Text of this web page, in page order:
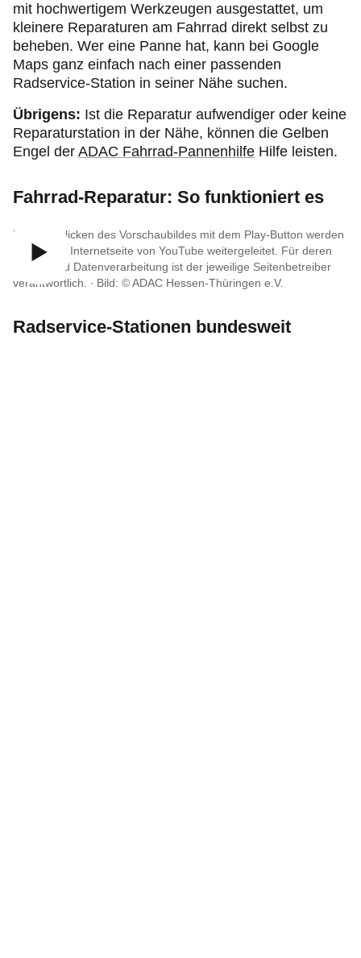
mit hochwertigem Werkzeugen ausgestattet, um
kleinere Reparaturen am Fahrrad direkt selbst zu
beheben. Wer eine Panne hat, kann bei Google
Maps ganz einfach nach einer passenden
Radservice-Station in seiner Nähe suchen.
Übrigens: Ist die Reparatur aufwendiger oder keine
Reparaturstation in der Nähe, können die Gelben
Engel der ADAC Fahrrad-Pannenhilfe Hilfe leisten.
Fahrrad-Reparatur: So funktioniert es
Durch Anklicken des Vorschaubildes mit dem Play-Button werden
Sie auf die Internetseite von YouTube weitergeleitet. Für deren
Inhalte und Datenverarbeitung ist der jeweilige Seitenbetreiber
verantwortlich. ∙ Bild: © ADAC Hessen-Thüringen e.V.
Radservice-Stationen bundesweit